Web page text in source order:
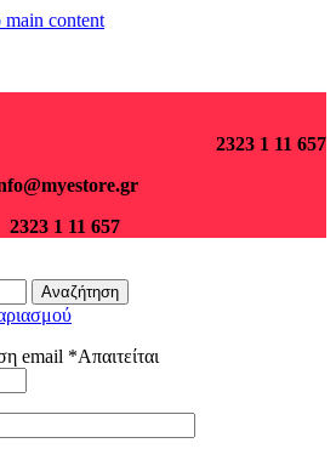
main content
2323 1 11 657
2323 1 11 657
Αναζήτηση
email *Απαιτείται